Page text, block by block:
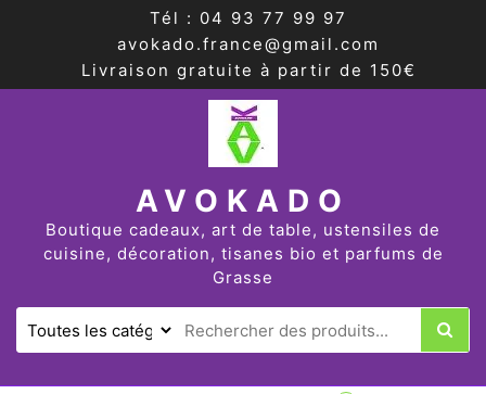
Tél : 04 93 77 99 97
avokado.france@gmail.com
Livraison gratuite à partir de 150€
AVOKADO
Boutique cadeaux, art de table, ustensiles de
cuisine, décoration, tisanes bio et parfums de
Grasse